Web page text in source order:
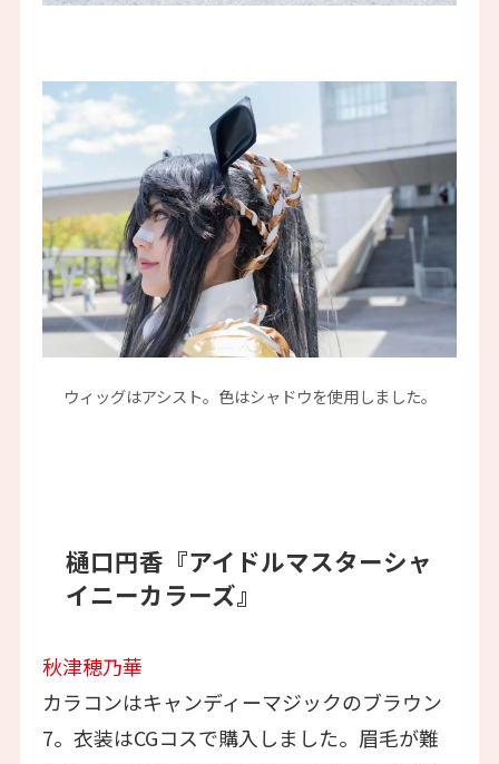
ウィッグはアシスト。色はシャドウを使用しました。
樋口円香『アイドルマスターシャ
イニーカラーズ』
秋津穂乃華
カラコンはキャンディーマジックのブラウン
7。衣装はCGコスで購入しました。眉毛が難